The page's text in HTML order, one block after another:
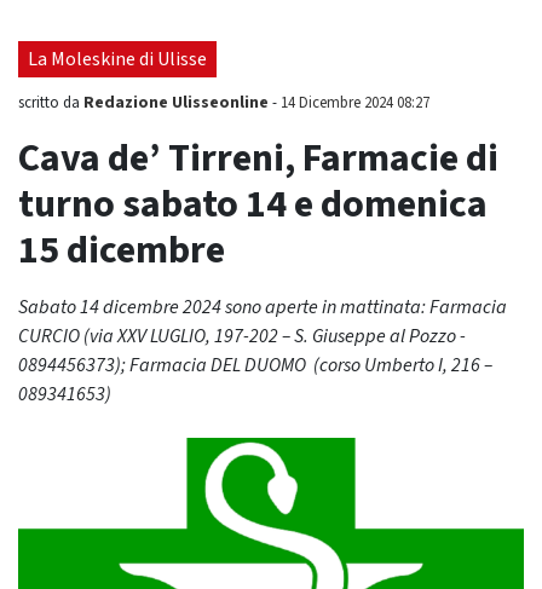
fanno spazio alla natura"
La Moleskine di Ulisse
scritto da Redazione Ulisseonline - 14 Dicembre 2024 08:27
Cava de’ Tirreni, Farmacie di
turno sabato 14 e domenica
15 dicembre
Sabato 14 dicembre 2024 sono aperte in mattinata: Farmacia
CURCIO (via XXV LUGLIO, 197-202 – S. Giuseppe al Pozzo -
0894456373); Farmacia DEL DUOMO (corso Umberto I, 216 –
089341653)